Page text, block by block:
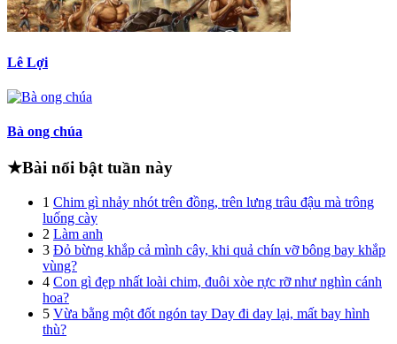
Lê Lợi
Bà ong chúa
★Bài nổi bật tuần này
1 Chim gì nhảy nhót trên đồng, trên lưng trâu đậu mà trông
luống cày
2 Làm anh
3 Đỏ bừng khắp cả mình cây, khi quả chín vỡ bông bay khắp
vùng?
4 Con gì đẹp nhất loài chim, đuôi xòe rực rỡ như nghìn cánh
hoa?
5 Vừa bằng một đốt ngón tay Day đi day lại, mất bay hình
thù?